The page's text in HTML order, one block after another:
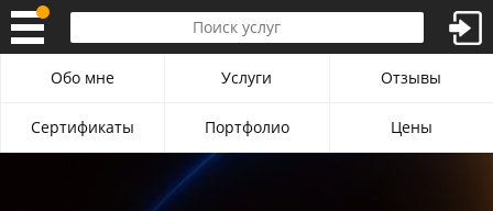
Обо мне Услуги Отзывы
Сертификаты Портфолио Цены